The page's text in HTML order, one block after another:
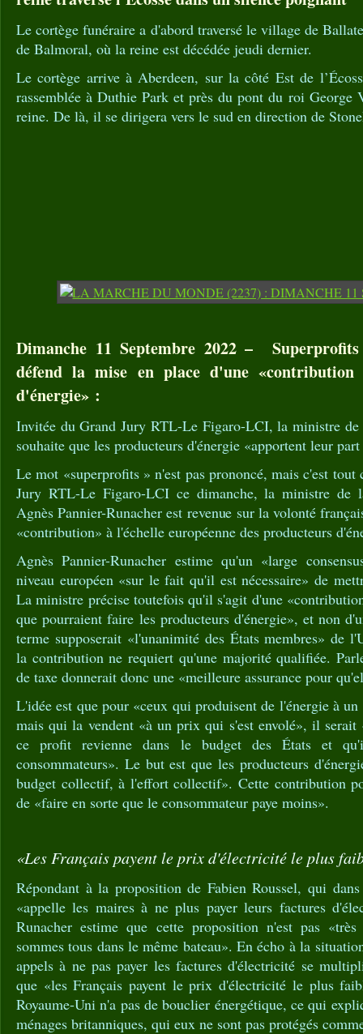
Le cortège funéraire a d'abord traversé le village de
de Balmoral, où la reine est décédée jeudi dernier.
Le cortège arrive à Aberdeen, sur la côté Est de
rassemblée à Duthie Park et près du pont du roi
reine. De là, il se dirigera vers le sud en direction de
Dimanche 11 Septembre 2022 –
défend la mise en place d'une
d'énergie» :
Invitée du Grand Jury RTL-Le Figaro-LCI, la ministre de
souhaite que les producteurs d'énergie «apportent leur
Le mot «superprofits » n'est pas prononcé, mais c'est
Jury RTL-Le Figaro-LCI ce dimanche, la ministre de
Agnès Pannier-Runacher est revenue sur la volonté
«contribution» à l'échelle européenne des producteurs
Agnès Pannier-Runacher estime qu'un «large
niveau européen «sur le fait qu'il est nécessaire» de
La ministre précise toutefois qu'il s'agit d'une
que pourraient faire les producteurs d'énergie», et non
terme supposerait «l'unanimité des États membres» de
la contribution ne requiert qu'une majorité qualifiée.
de taxe donnerait donc une «meilleure assurance pour
L'idée est que pour «ceux qui produisent de l'énergie à
mais qui la vendent «à un prix qui s'est envolé», il serait
ce profit revienne dans le budget des États et
consommateurs». Le but est que les producteurs
budget collectif, à l'effort collectif». Cette contribution
de «faire en sorte que le consommateur paye moins».
«Les Français payent le prix d'électricité le plus
Répondant à la proposition de Fabien Roussel, qui
«appelle les maires à ne plus payer leurs factures
Runacher estime que cette proposition n'est pas «très
sommes tous dans le même bateau». En écho à la
appels à ne pas payer les factures d'électricité se
que «les Français payent le prix d'électricité le plus
Royaume-Uni n'a pas de bouclier énergétique, ce qui
ménages britanniques, qui eux ne sont pas protégés